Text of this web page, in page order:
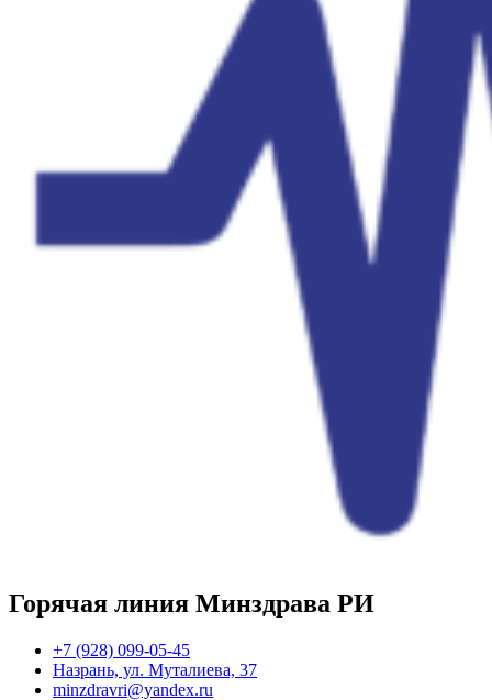
Горячая линия Минздрава РИ
+7 (928) 099-05-45
Назрань, ул. Муталиева, 37
minzdravri@yandex.ru